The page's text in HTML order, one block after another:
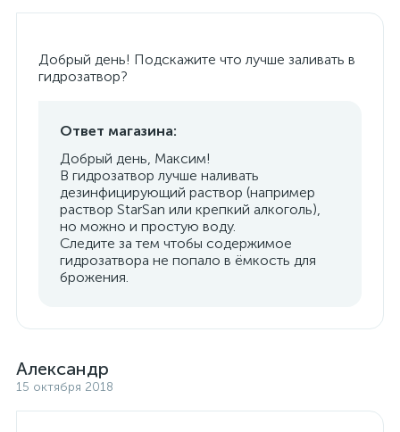
Добрый день! Подскажите что лучше заливать в
гидрозатвор?
Ответ магазина:
Добрый день, Максим!
В гидрозатвор лучше наливать
дезинфицирующий раствор (например
раствор StarSan или крепкий алкоголь),
но можно и простую воду.
Следите за тем чтобы содержимое
гидрозатвора не попало в ёмкость для
брожения.
Александр
15 октября 2018